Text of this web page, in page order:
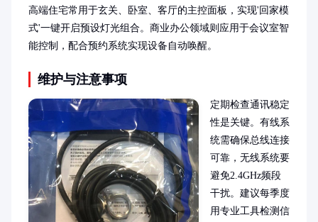
高端住宅常用于玄关、卧室、客厅的主控面板，实现'回家模
式'一键开启预设灯光组合。商业办公领域则应用于会议室智
能控制，配合预约系统实现设备自动唤醒。
维护与注意事项
定期检查通讯稳定
性是关键。有线系
统需确保总线连接
可靠，无线系统要
避免2.4GHz频段
干扰。建议每季度
用专业工具检测信